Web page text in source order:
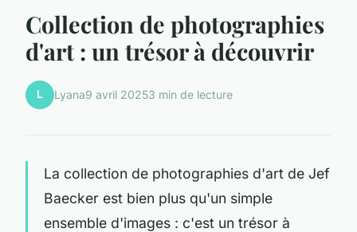
Collection de photographies
d'art : un trésor à découvrir
L Lyana9 avril 20253 min de lecture
La collection de photographies d'art de Jef
Baecker est bien plus qu'un simple
ensemble d'images : c'est un trésor à